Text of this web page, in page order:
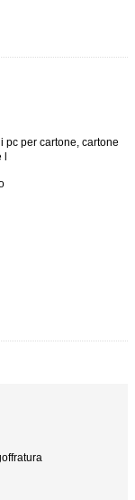
pc per cartone, cartone
l